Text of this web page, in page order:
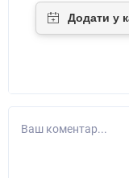
Ваш коментар...